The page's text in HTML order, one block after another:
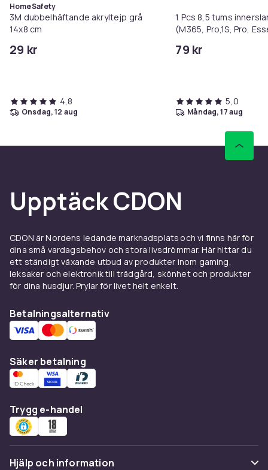
HomeSafety
3M dubbelhäftande akryltejp grå
14x8 cm
29 kr
4,8
onsdag, 12 aug
1 Pcs 8,5 tums innerslang Xiaomi
(M365, Pro,1S, Pro,
79 kr
5,0
måndag, 17 aug
Upptäck CDON
CDON är Nordens ledande marknadsplats och vi finns här för
dina små vardagsbehov och stora livsdrömmar. Här hittar du
ett ständigt växande utbud av produkter inom gaming,
leksaker och elektronik till trädgård, skönhet och produkter
för dina husdjur. Prylar för livet helt enkelt.
Betalningsalternativ
Säker betalning
Trygg e-handel
Hjälp och information